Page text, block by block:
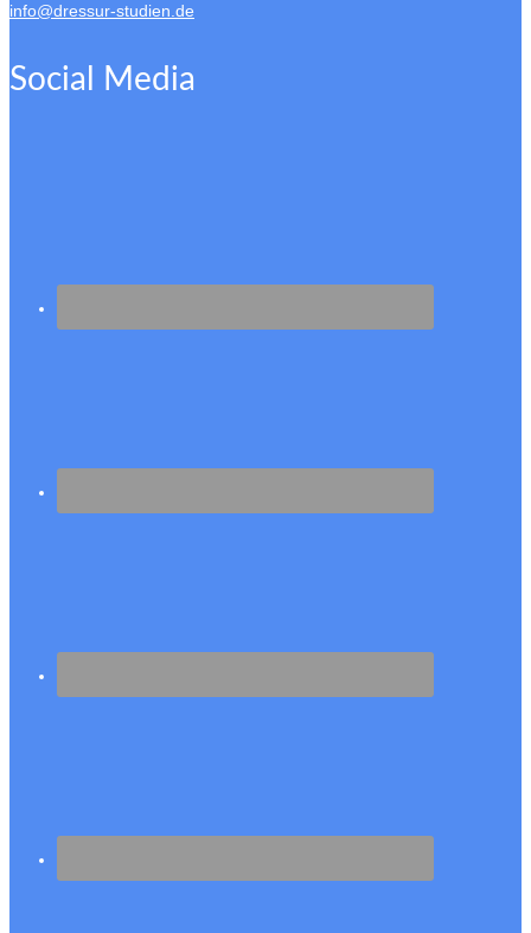
info@dressur-studien.de
Social Media